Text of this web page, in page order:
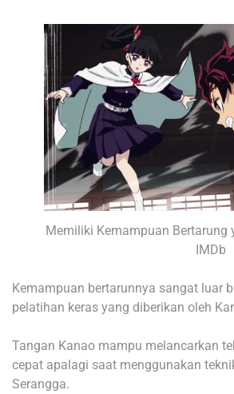
Memiliki Kemampuan Bertarung
IMDb
Kemampuan bertarunnya sangat luar
pelatihan keras yang diberikan oleh
Tangan Kanao mampu melancarkan
cepat apalagi saat menggunakan
Serangga.